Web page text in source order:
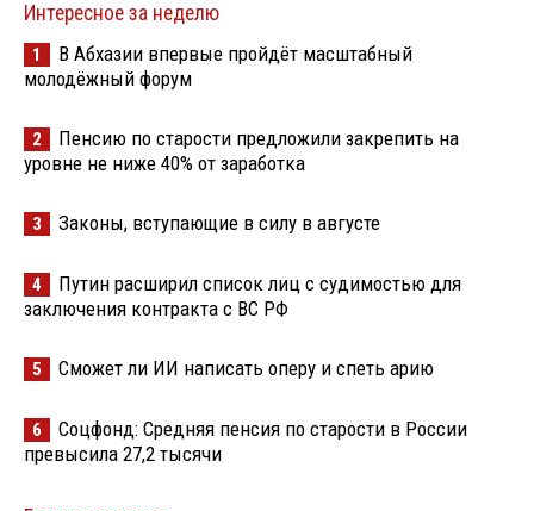
Интересное за неделю
1
В Абхазии впервые пройдёт масштабный
молодёжный форум
2
Пенсию по старости предложили закрепить на
уровне не ниже 40% от заработка
3 Законы, вступающие в силу в августе
4
Путин расширил список лиц с судимостью для
заключения контракта с ВС РФ
5 Сможет ли ИИ написать оперу и спеть арию
6
Соцфонд: Средняя пенсия по старости в России
превысила 27,2 тысячи